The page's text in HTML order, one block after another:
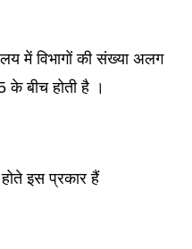
में विभागों की संख्या अलग
बीच होती है ।
होते इस प्रकार हैं